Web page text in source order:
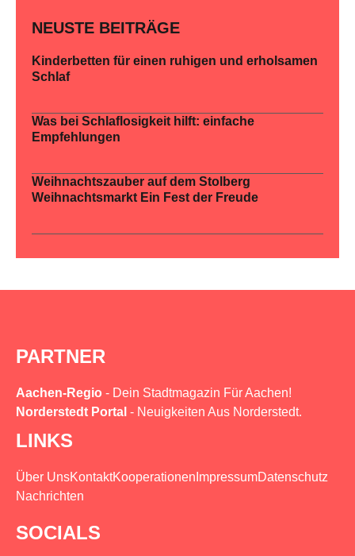
NEUSTE BEITRÄGE
Kinderbetten für einen ruhigen und erholsamen
Schlaf
Was bei Schlaflosigkeit hilft: einfache
Empfehlungen
Weihnachtszauber auf dem Stolberg
Weihnachtsmarkt Ein Fest der Freude
PARTNER
Aachen-Regio - Dein Stadtmagazin Für Aachen!
Norderstedt Portal - Neuigkeiten Aus Norderstedt.
LINKS
Über UnsKontaktKooperationen ImpressumDatenschutz
Nachrichten
SOCIALS